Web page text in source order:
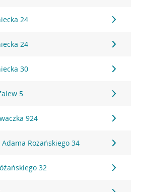
24
24
30
5
924
Rożańskiego 34
32